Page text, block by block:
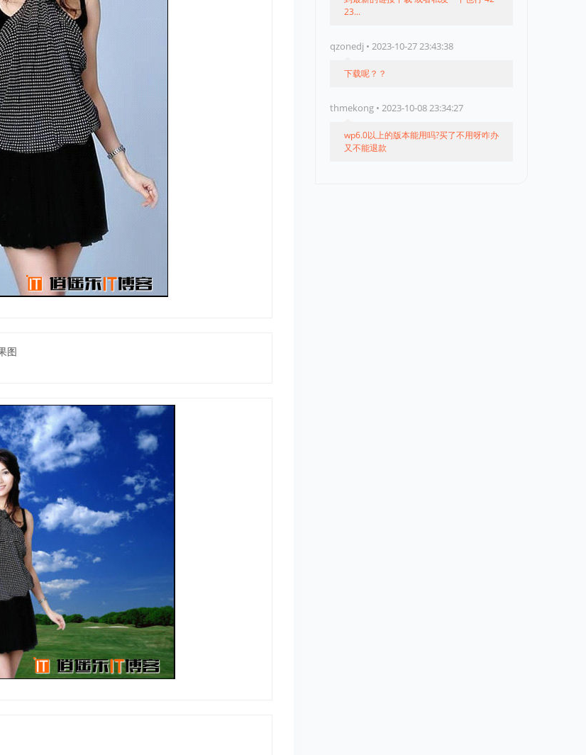
图
23...
qzonedj • 2023-10-27 23:43:38
下载呢？？
thmekong • 2023-10-08 23:34:27
wp6.0以上的版本能用吗?买了不用呀咋办
又不能退款